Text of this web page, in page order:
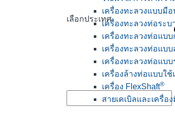
เลือกประเทศ
เครื่องทะลวงแบบมื
เครื่องทะลวงท่อระบ
เครื่องทะลวงท่อแบ
เครื่องทะลวงท่อแบ
เครื่องทะลวงท่อแบบ
เครื่องล้างท่อแบบใ
เครื่อง FlexShaft®
สายเคเบิลและเครื่อ